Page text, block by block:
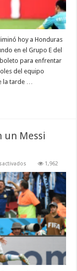
hoy a Honduras
en el Grupo E del
para enfrentar
del equipo
la tarde …
un Messi
vence
a
Nigeria
con
un
Messi
inspirado
y
gana
su
1,962